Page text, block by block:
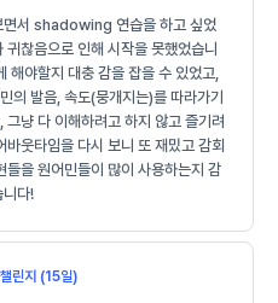
면서 shadowing 연습을 하고 싶었
찮음으로 인해 시작을 못했었습니
해야할지 대충 감을 잡을 수 있었고,
의 발음, 속도(뭉개지는)를 따라가기
냥 다 이해하려고 하지 않고 즐기려
웃타임을 다시 보니 또 재밌고 감회
을 원어민들이 많이 사용하는지 감
니다!
린지 (15일)